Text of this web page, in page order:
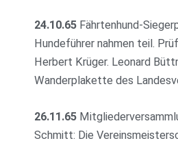
24.10.65 Fährtenhund-
Hundeführer nahmen teil.
Herbert Krüger. Leonard
Wanderplakette des
26.11.65
Schmitt: Die